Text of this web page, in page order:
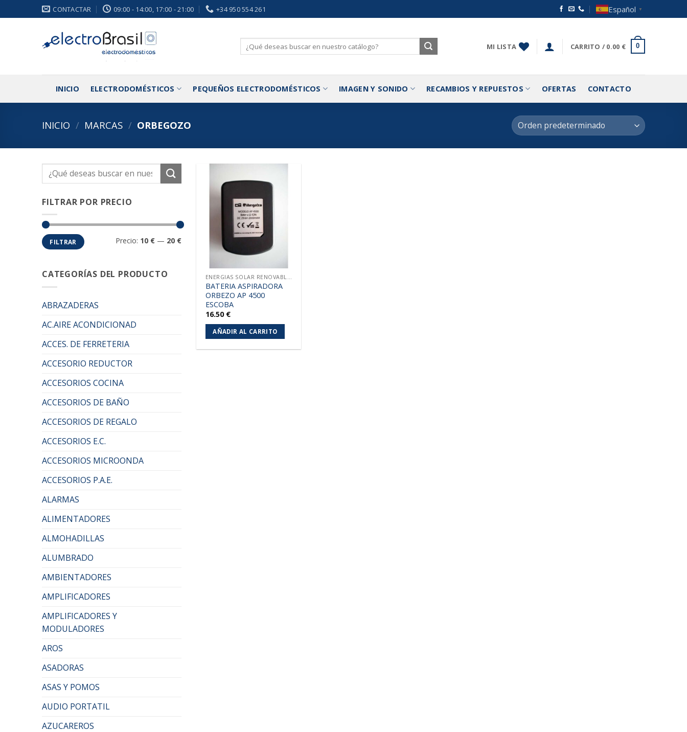
al
CONTACTAR 09:00 - 14:00, 17:00 - 21:00 +34 950 554 261 Español ▼
Buscar
por:
MI LISTA CARRITO / 0.00 € 0
INICIO ELECTRODOMÉSTICOS PEQUEÑOS ELECTRODOMÉSTICOS IMAGEN Y SONIDO RECAMBIOS Y REPUESTOS OFERTAS CONTACTO
INICIO / MARCAS / ORBEGOZO
Buscar
por:
FILTRAR POR PRECIO
Precio
mínimo
Precio
máximo
FILTRAR Precio: 10 €— 20 €
CATEGORÍAS DEL PRODUCTO
ABRAZADERAS
AC.AIRE ACONDICIONAD
ACCES. DE FERRETERIA
ACCESORIO REDUCTOR
ACCESORIOS COCINA
ACCESORIOS DE BAÑO
ACCESORIOS DE REGALO
ACCESORIOS E.C.
ACCESORIOS MICROONDA
ACCESORIOS P.A.E.
ALARMAS
ALIMENTADORES
ALMOHADILLAS
ALUMBRADO
AMBIENTADORES
AMPLIFICADORES
AMPLIFICADORES Y
MODULADORES
AROS
ASADORAS
ASAS Y POMOS
AUDIO PORTATIL
AZUCAREROS
BATERIA ASPIRADORA
ORBEZO AP 4500
ESCOBA
16.50 €
AÑADIR AL CARRITO